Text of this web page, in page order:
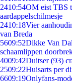
2410:54OM eist TBS
aardappelschilmesje
2410:18Vier
van Breda
5609:52Dikke Van
schaamlippen
4009:42Duitser (93)
2509:22Huisarts per
6609:19Onlyfans-